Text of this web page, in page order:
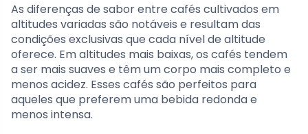
As diferenças de sabor entre cafés cultivados em
altitudes variadas são notáveis e resultam das
condições exclusivas que cada nível de altitude
oferece. Em altitudes mais baixas, os cafés tendem
a ser mais suaves e têm um corpo mais completo e
menos acidez. Esses cafés são perfeitos para
aqueles que preferem uma bebida redonda e
menos intensa.